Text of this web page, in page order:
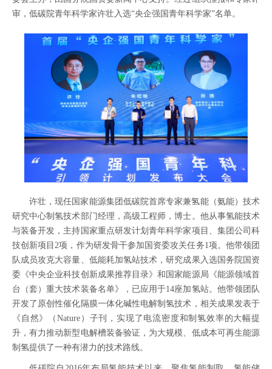
审，低碳院青年科学家许壮入选“央企强国青年科学家”名单。
许壮，现任国家能源集团低碳院首席专家兼氢能（氨能）技术
研究中心制氢技术部门经理，高级工程师，博士。他从事氢能技术
与装备开发，主持国家重点研发计划青年科学家项目、集团公司科
技创新项目2项，作为研发骨干参加国资委攻关任务1项。他带领团
队成员攻克大容量、低能耗加氢站技术，研究成果入选国务院国资
委《中央企业科技创新成果推荐目录》和国家能源局《能源领域首
台（套）重大技术装备名单》，已应用于14座加氢站。他带领团队
开发了原创性催化隔膜一体化碱性电解制氢技术，相关成果发表于
《自然》（Nature）子刊，实现了电流密度和制氢效率的大幅提
升，有力推动新型电解槽装备验证，为大规模、低成本可再生能源
制氢提供了一种有潜力的技术路线。